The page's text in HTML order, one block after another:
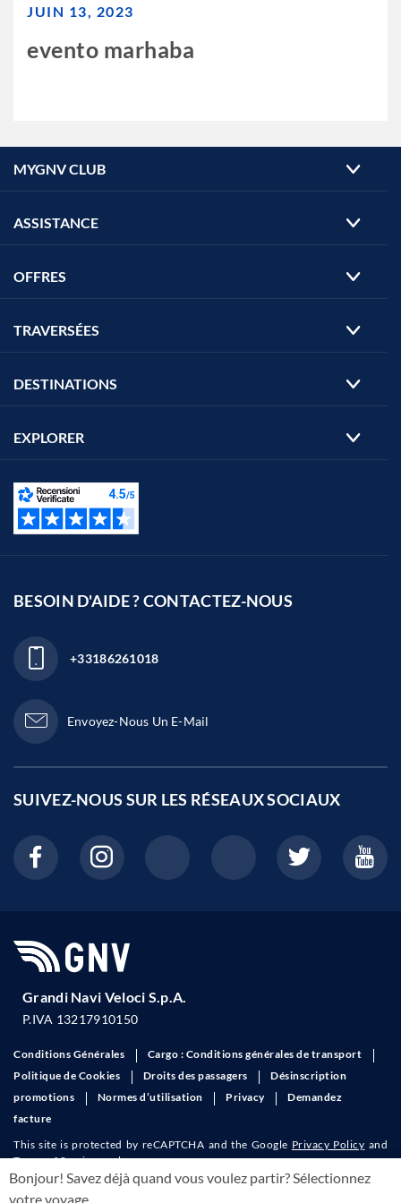
Bonjour! Savez déjà quand vous voulez partir? Sélectionnez
votre voyage
JUIN 13, 2023
evento marhaba
MYGNV CLUB
ASSISTANCE
OFFRES
TRAVERSÉES
DESTINATIONS
EXPLORER
BESOIN D'AIDE ? CONTACTEZ-NOUS
+33186261018
Envoyez-Nous Un E-Mail
SUIVEZ-NOUS SUR LES RÉSEAUX SOCIAUX
Grandi Navi Veloci S.p.A.
P.IVA 13217910150
Conditions Générales
Cargo : Conditions générales de transport
Politique de Cookies
Droits des passagers
Désinscription
promotions
Normes d’utilisation Privacy
Demandez
facture
This site is protected by reCAPTCHA and the Google Privacy Policy and
Terms of Serviceapply.